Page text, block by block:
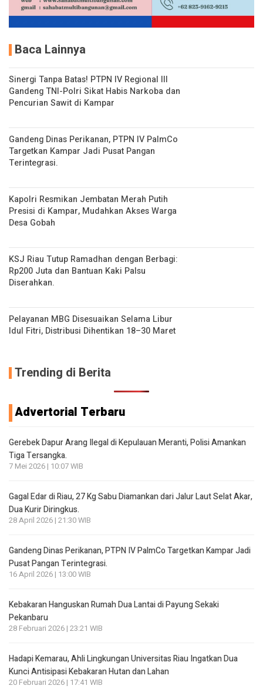
Baca Lainnya
Sinergi Tanpa Batas! PTPN IV Regional III
Gandeng TNI-Polri Sikat Habis Narkoba dan
Pencurian Sawit di Kampar
Gandeng Dinas Perikanan, PTPN IV PalmCo
Targetkan Kampar Jadi Pusat Pangan
Terintegrasi.
Kapolri Resmikan Jembatan Merah Putih
Presisi di Kampar, Mudahkan Akses Warga
Desa Gobah
KSJ Riau Tutup Ramadhan dengan Berbagi:
Rp200 Juta dan Bantuan Kaki Palsu
Diserahkan.
Pelayanan MBG Disesuaikan Selama Libur
Idul Fitri, Distribusi Dihentikan 18–30 Maret
Trending di Berita
Advertorial Terbaru
Gerebek Dapur Arang Ilegal di Kepulauan Meranti, Polisi Amankan
Tiga Tersangka.
7 Mei 2026 | 10:07 WIB
Gagal Edar di Riau, 27 Kg Sabu Diamankan dari Jalur Laut Selat Akar,
Dua Kurir Diringkus.
28 April 2026 | 21:30 WIB
Gandeng Dinas Perikanan, PTPN IV PalmCo Targetkan Kampar Jadi
Pusat Pangan Terintegrasi.
16 April 2026 | 13:00 WIB
Kebakaran Hanguskan Rumah Dua Lantai di Payung Sekaki
Pekanbaru
28 Februari 2026 | 23:21 WIB
Hadapi Kemarau, Ahli Lingkungan Universitas Riau Ingatkan Dua
Kunci Antisipasi Kebakaran Hutan dan Lahan
20 Februari 2026 | 17:41 WIB